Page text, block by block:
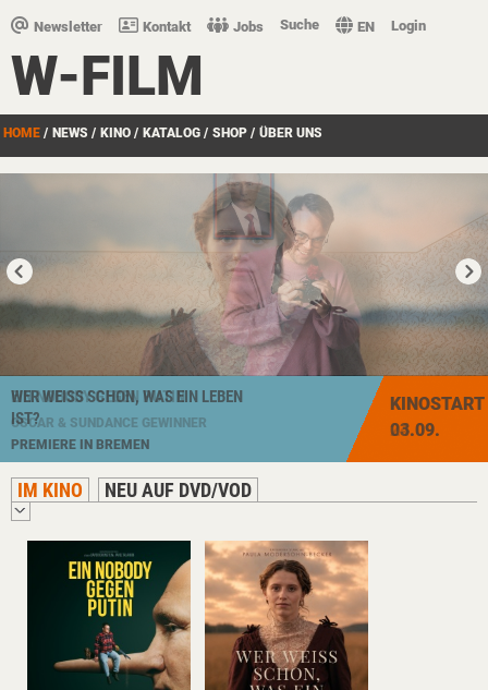
Newsletter Kontakt Jobs Suche EN Login
W-FILM
HOME / NEWS / KINO / KATALOG / SHOP / ÜBER UNS
WER WEISS SCHON, WAS EIN LEBEN I
ST?
PREMIERE IN BREMEN
KINOSTART
03.09.
EIN NOBODY GEGEN PUTIN
OSCAR & SUNDANCE GEWINNER
KINOSTART
24.09.
IM KINO NEU AUF DVD/VOD